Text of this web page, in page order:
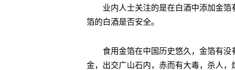
业内人士关注的是在白酒中添加金
箔的白酒是否安全。
食用金箔在中国历史悠久，金箔有没
金，出交广山石内，赤而有大毒，杀人